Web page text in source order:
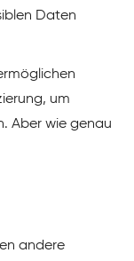
Daten
um
Aber wie genau
andere